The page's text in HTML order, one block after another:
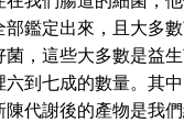
鑑定出來，且大多
，這些大多數是益
到七成的數量。其
代謝後的產物是我